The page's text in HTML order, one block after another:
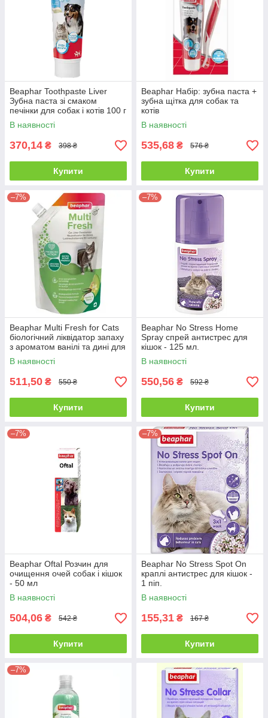
Beaphar Toothpaste Liver
Зубна паста зі смаком
печінки для собак і котів 100 г
В наявності
370,14 ₴ 398 ₴
Купити
Beaphar Набір: зубна паста +
зубна щітка для собак та
котів
В наявності
535,68 ₴ 576 ₴
Купити
–7%
Beaphar Multі Fresh for Cats
біологічний ліквідатор запаху
з ароматом ванілі та дині для
котячих туалетів - 0,4 кг
В наявності
511,50 ₴ 550 ₴
Купити
–7%
Beaphar No Stress Home
Spray спрей антистрес для
кішок - 125 мл.
В наявності
550,56 ₴ 592 ₴
Купити
–7%
Beaphar Oftal Розчин для
очищення очей собак і кішок
- 50 мл
В наявності
504,06 ₴ 542 ₴
Купити
–7%
Beaphar No Stress Spot On
краплі антистрес для кішок -
1 піп.
В наявності
155,31 ₴ 167 ₴
Купити
–7%